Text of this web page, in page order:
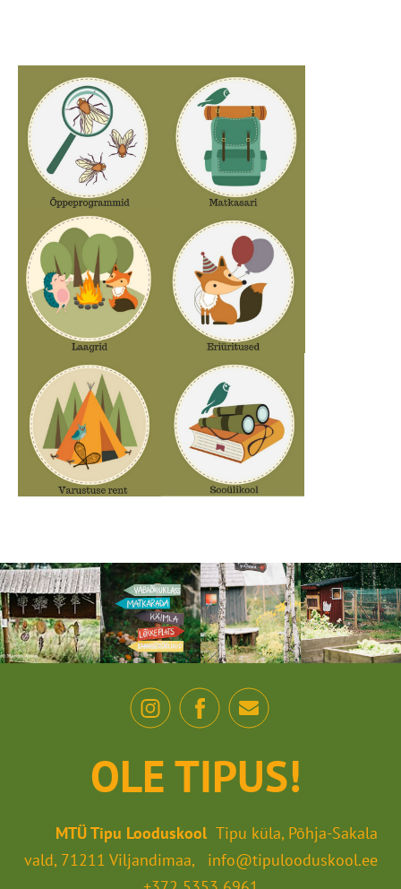
OLE TIPUS!
MTÜ Tipu Looduskool Tipu küla, Põhja-Sakala
vald, 71211 Viljandimaa, info@tipulooduskool.ee